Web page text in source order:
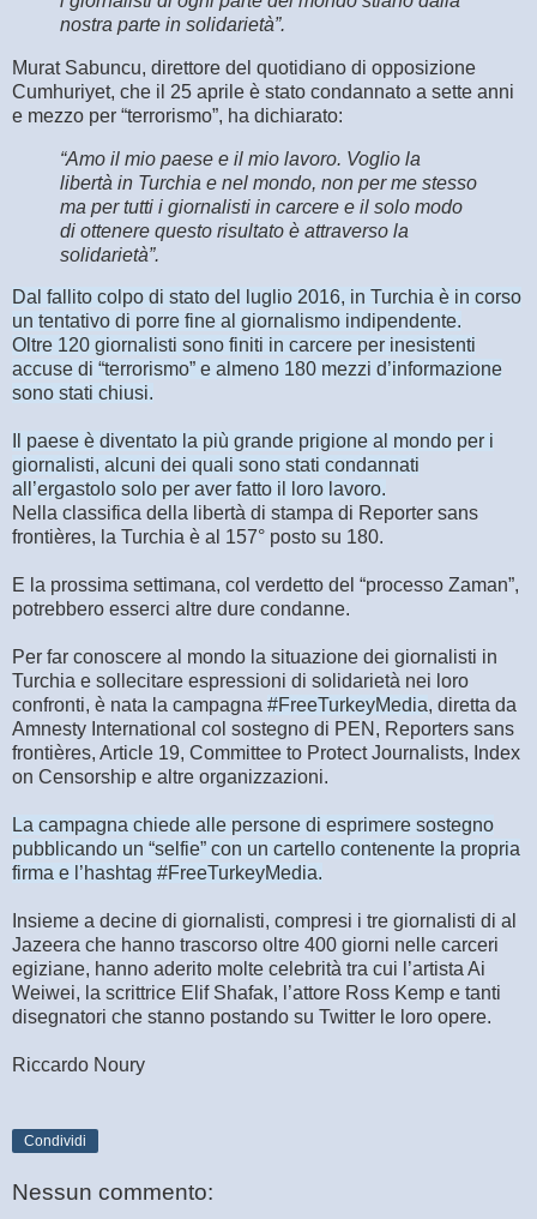
nostra parte in solidarietà”.
Murat Sabuncu, direttore del quotidiano di opposizione
Cumhuriyet, che il 25 aprile è stato condannato a sette anni
e mezzo per “terrorismo”, ha dichiarato:
“Amo il mio paese e il mio lavoro. Voglio la
libertà in Turchia e nel mondo, non per me stesso
ma per tutti i giornalisti in carcere e il solo modo
di ottenere questo risultato è attraverso la
solidarietà”.
Dal fallito colpo di stato del luglio 2016, in Turchia è in corso
un tentativo di porre fine al giornalismo indipendente.
Oltre 120 giornalisti sono finiti in carcere per inesistenti
accuse di “terrorismo” e almeno 180 mezzi d’informazione
sono stati chiusi.
Il paese è diventato la più grande prigione al mondo per i
giornalisti, alcuni dei quali sono stati condannati
all’ergastolo solo per aver fatto il loro lavoro.
Nella classifica della libertà di stampa di Reporter sans
frontières, la Turchia è al 157° posto su 180.
E la prossima settimana, col verdetto del “processo Zaman”,
potrebbero esserci altre dure condanne.
Per far conoscere al mondo la situazione dei giornalisti in
Turchia e sollecitare espressioni di solidarietà nei loro
confronti, è nata la campagna #FreeTurkeyMedia, diretta da
Amnesty International col sostegno di PEN, Reporters sans
frontières, Article 19, Committee to Protect Journalists, Index
on Censorship e altre organizzazioni.
La campagna chiede alle persone di esprimere sostegno
pubblicando un “selfie” con un cartello contenente la propria
firma e l’hashtag #FreeTurkeyMedia.
Insieme a decine di giornalisti, compresi i tre giornalisti di al
Jazeera che hanno trascorso oltre 400 giorni nelle carceri
egiziane, hanno aderito molte celebrità tra cui l’artista Ai
Weiwei, la scrittrice Elif Shafak, l’attore Ross Kemp e tanti
disegnatori che stanno postando su Twitter le loro opere.
Riccardo Noury
Condividi
Nessun commento: